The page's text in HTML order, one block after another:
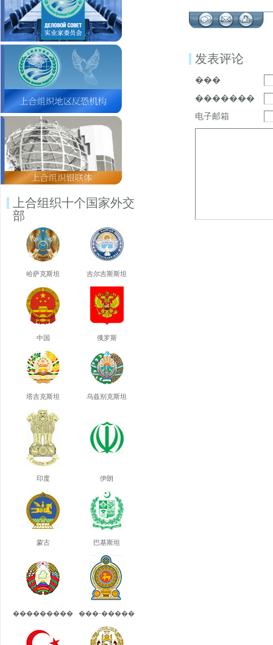
上合组织十个国家外交
部
哈萨克斯坦 吉尔吉斯斯坦
中国 俄罗斯
塔吉克斯坦 乌兹别克斯坦
印度 伊朗
蒙古 巴基斯坦
��������� ���-�����
发表评论
���
�������
电子邮箱